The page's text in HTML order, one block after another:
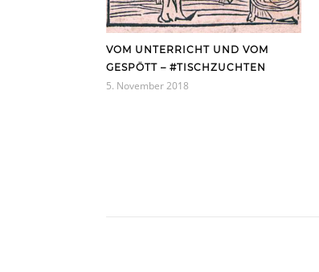
VOM UNTERRICHT UND VOM
GESPÖTT – #TISCHZUCHTEN
5. November 2018